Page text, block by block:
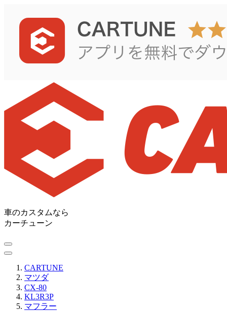
車のカスタムなら
カーチューン
CARTUNE
マツダ
CX-80
KL3R3P
マフラー